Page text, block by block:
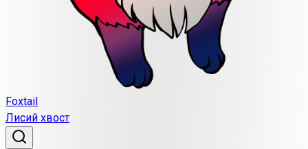
Foxtail
Лисий хвост